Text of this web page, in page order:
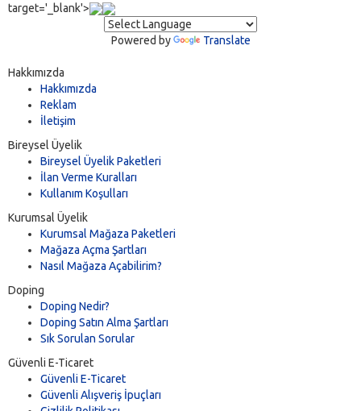
target='_blank'>
Powered by Translate
Hakkımızda
Hakkımızda
Reklam
İletişim
Bireysel Üyelik
Bireysel Üyelik Paketleri
İlan Verme Kuralları
Kullanım Koşulları
Kurumsal Üyelik
Kurumsal Mağaza Paketleri
Mağaza Açma Şartları
Nasıl Mağaza Açabilirim?
Doping
Doping Nedir?
Doping Satın Alma Şartları
Sık Sorulan Sorular
Güvenli E-Ticaret
Güvenli E-Ticaret
Güvenli Alışveriş İpuçları